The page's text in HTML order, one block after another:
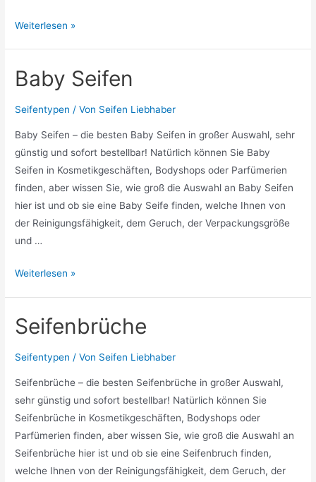
Mini
Weiterlesen »
Baby Seifen
Seifentypen / Von Seifen Liebhaber
Baby Seifen – die besten Baby Seifen in großer Auswahl, sehr
günstig und sofort bestellbar! Natürlich können Sie Baby
Seifen in Kosmetikgeschäften, Bodyshops oder Parfümerien
finden, aber wissen Sie, wie groß die Auswahl an Baby Seifen
hier ist und ob sie eine Baby Seife finden, welche Ihnen von
der Reinigungsfähigkeit, dem Geruch, der Verpackungsgröße
und …
Baby
Weiterlesen »
Seifenbrüche
Seifentypen / Von Seifen Liebhaber
Seifenbrüche – die besten Seifenbrüche in großer Auswahl,
sehr günstig und sofort bestellbar! Natürlich können Sie
Seifenbrüche in Kosmetikgeschäften, Bodyshops oder
Parfümerien finden, aber wissen Sie, wie groß die Auswahl an
Seifenbrüche hier ist und ob sie eine Seifenbruch finden,
welche Ihnen von der Reinigungsfähigkeit, dem Geruch, der